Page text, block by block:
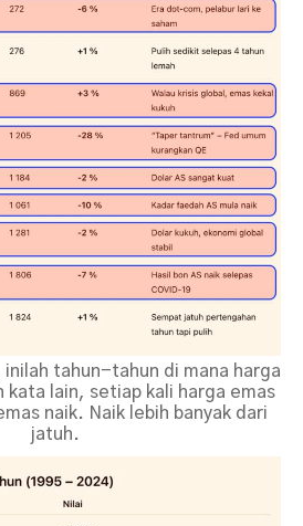
inilah tahun-tahun di mana harga
kata lain, setiap kali harga emas
naik. Naik lebih banyak dari
jatuh.